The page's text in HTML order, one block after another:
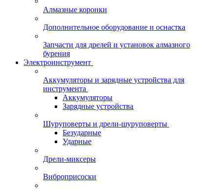
Алмазные коронки
Дополнительное оборудование и оснастка
Запчасти для дрелей и установок алмазного
бурения
Электроинструмент
Аккумуляторы и зарядные устройства для
инструмента
Аккумуляторы
Зарядные устройства
Шуруповерты и дрели-шуруповерты
Безударные
Ударные
Дрели-миксеры
Виброприсоски